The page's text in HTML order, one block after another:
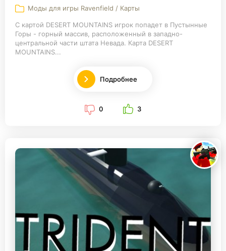
Моды для игры Ravenfield / Карты
С картой DESERT MOUNTAINS игрок попадет в Пустынные
Горы - горный массив, расположенный в западно-
центральной части штата Невада. Карта DESERT
MOUNTAINS...
Подробнее
0 3